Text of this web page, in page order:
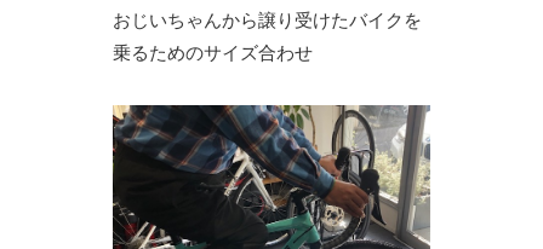
おじいちゃんから譲り受けたバイクを
乗るためのサイズ合わせ